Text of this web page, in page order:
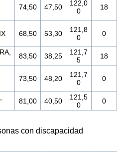
74,50 47,50
122,0
0
18
68,50 53,30
121,8
0
0
83,50 38,25
121,7
5
18
73,50 48,20
121,7
0
0
81,00 40,50
121,5
0
0
con discapacidad